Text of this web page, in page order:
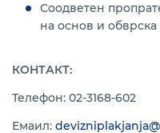
Соодветен
на основ и
КОНТАКТ:
Телефон: 02-3168-602
Емаил: